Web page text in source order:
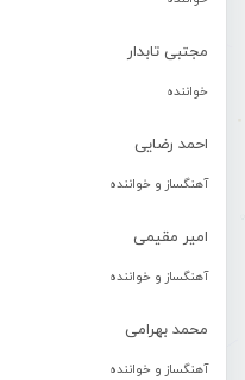
مجتبی تابدار
خواننده
احمد رضایی
آهنگساز و خواننده
امیر مقیمی
آهنگساز و خواننده
محمد بهرامی
آهنگساز و خواننده